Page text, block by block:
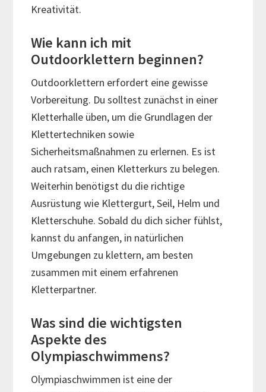
Kreativität.
Wie kann ich mit
Outdoorklettern beginnen?
Outdoorklettern erfordert eine gewisse
Vorbereitung. Du solltest zunächst in einer
Kletterhalle üben, um die Grundlagen der
Klettertechniken sowie
Sicherheitsmaßnahmen zu erlernen. Es ist
auch ratsam, einen Kletterkurs zu belegen.
Weiterhin benötigst du die richtige
Ausrüstung wie Klettergurt, Seil, Helm und
Kletterschuhe. Sobald du dich sicher fühlst,
kannst du anfangen, in natürlichen
Umgebungen zu klettern, am besten
zusammen mit einem erfahrenen
Kletterpartner.
Was sind die wichtigsten
Aspekte des
Olympiaschwimmens?
Olympiaschwimmen ist eine der